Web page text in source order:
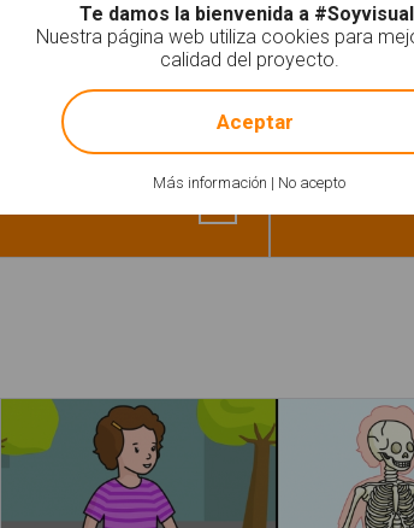
la frase correcta"
El
El esqueleto
Te damos la bienvenida a
Nuestra página web utiliza cookies para
calidad del proyecto.
Más información | No acepto
! Not valid!
Aceptar